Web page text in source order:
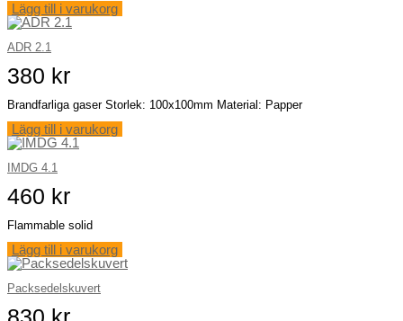
Lägg till i varukorg
ADR 2.1
380 kr
Brandfarliga gaser Storlek: 100x100mm Material: Papper
Lägg till i varukorg
IMDG 4.1
460 kr
Flammable solid
Lägg till i varukorg
Packsedelskuvert